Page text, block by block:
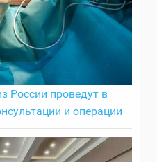
России проведут в
и операции